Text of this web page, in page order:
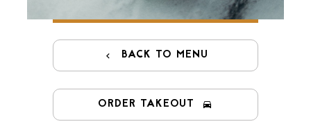
BACK TO MENU
ORDER TAKEOUT